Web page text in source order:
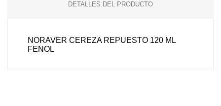
DETALLES DEL PRODUCTO
NORAVER CEREZA REPUESTO 120 ML
FENOL